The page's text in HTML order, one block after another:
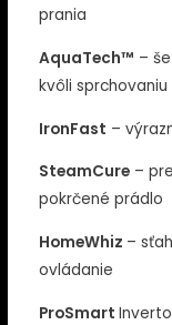
prania
AquaTech™ –
kvôli sprchovaniu
IronFast –
SteamCure–
pokrčené prádlo
HomeWhiz –
ovládanie
ProSmart